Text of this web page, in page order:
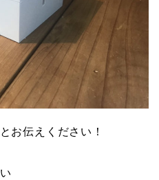
お伝えください！